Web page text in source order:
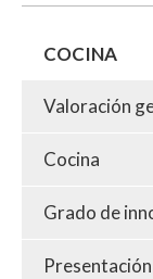
COCINA
Valoración
Cocina
Grado de
Presentación